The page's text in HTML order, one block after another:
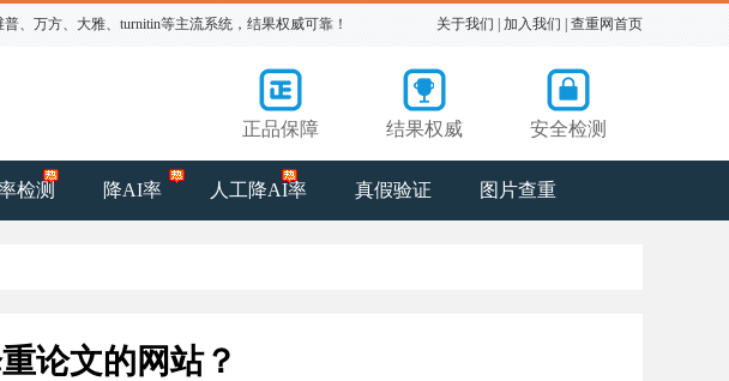
关于我们 加入我们 查重网首页
万方、大雅、turnitin等主流系统，结果权威可靠！
正品保障 结果权威 安全检测
检测 降AI率 人工降AI率 真假验证 图片查重
论文的网站？